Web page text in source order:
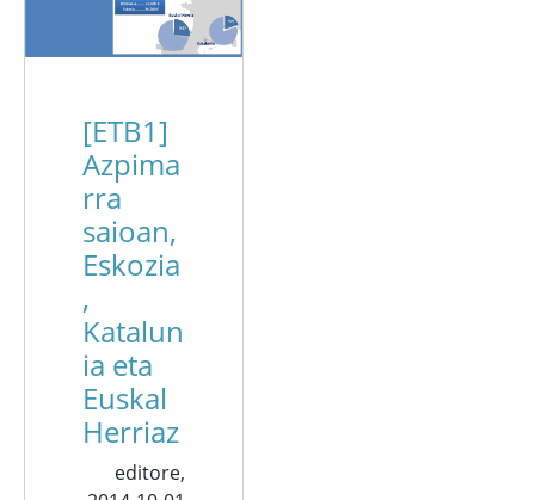
[ETB1]
Azpima
rra
saioan,
Eskozia
,
Katalun
ia eta
Euskal
Herriaz
editore,